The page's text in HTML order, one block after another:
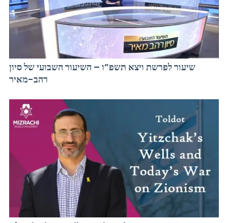
שיעור לפרשת ויצא תשפ”ו – השיעור השבועי של סיון
רהב-מאיר